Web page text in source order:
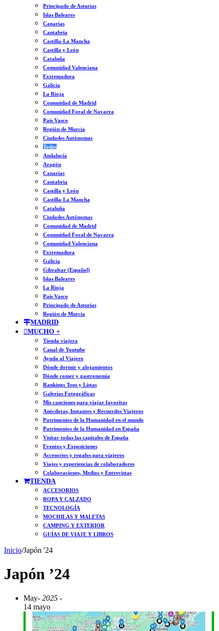
Principado de Asturias
Islas Baleares
Canarias
Cantabria
Castilla-La Mancha
Castilla y León
Cataluña
Comunidad Valenciana
Extremadura
Galicia
La Rioja
Comunidad de Madrid
Comunidad Foral de Navarra
País Vasco
Región de Murcia
Ciudades Autónomas
Todos
Andalucía
Aragón
Canarias
Cantabria
Castilla y León
Castilla-La Mancha
Cataluña
Ciudades Autónomas
Comunidad de Madrid
Comunidad Foral de Navarra
Comunidad Valenciana
Extremadura
Galicia
Gibraltar (Español)
Islas Baleares
La Rioja
País Vasco
Principado de Asturias
Región de Murcia
MADRID
MUCHO +
Tienda viajera
Canal de Youtube
Ayuda al Viajero
Dónde dormir y alojamientos
Dónde comer y gastronomía
Rankings Tops y Listas
Galerías Fotográficas
Mis canciones para viajar favoritas
Anécdotas, Instantes y Recuerdos Viajeros
Patrimonios de la Humanidad en el mundo
Patrimonios de la Humanidad en España
Visitar todas las capitales de España
Eventos y Exposiciones
Accesorios y regalos para viajeros
Viajes y experiencias de colaboradores
Colaboraciones, Medios y Entrevistas
TIENDA
ACCESORIOS
ROPA Y CALZADO
TECNOLOGÍA
MOCHILAS Y MALETAS
CAMPING Y EXTERIOR
GUÍAS DE VIAJE Y LIBROS
Inicio/Japón '24
Japón ’24
May- 2025 -
14 mayo